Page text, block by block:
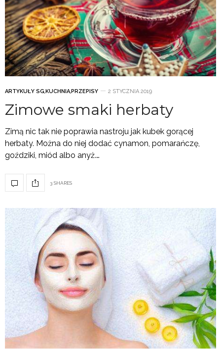
ARTYKUŁY SG,KUCHNIA,PRZEPISY 2 STYCZNIA 2019
Zimowe smaki herbaty
Zimą nic tak nie poprawia nastroju jak kubek gorącej
herbaty. Można do niej dodać cynamon, pomarańczę,
goździki, miód albo anyż.…
3 SHARES